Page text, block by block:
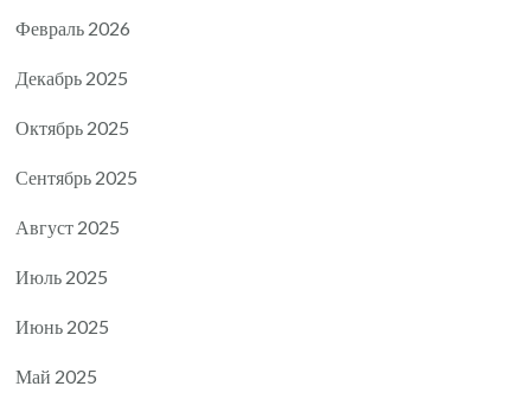
Февраль 2026
Декабрь 2025
Октябрь 2025
Сентябрь 2025
Август 2025
Июль 2025
Июнь 2025
Май 2025